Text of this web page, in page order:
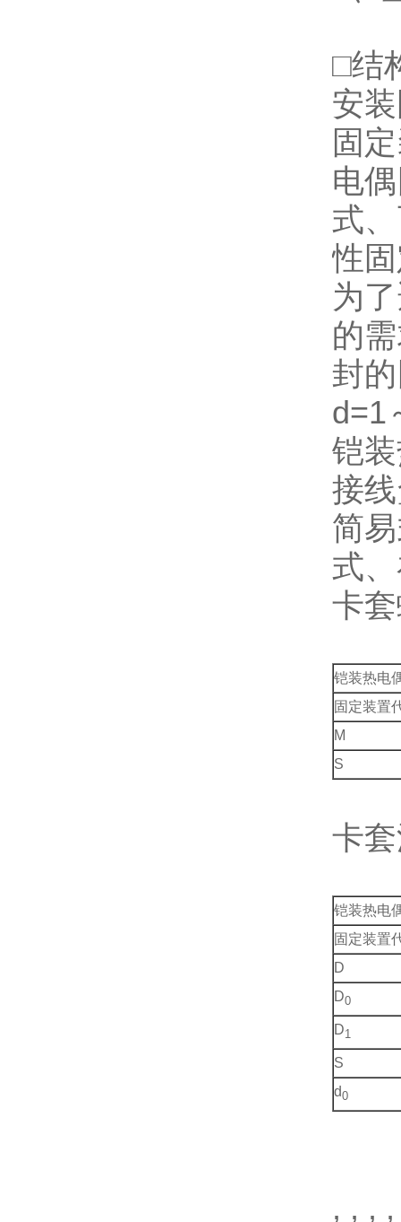
□结
安
固
电
式
性
为
的
封
d=1
铠
接
简
式
卡
铠装热电
固定装置
M
S
卡
铠装热电
固定装置
D
D0
D1
S
d0
, , , ,